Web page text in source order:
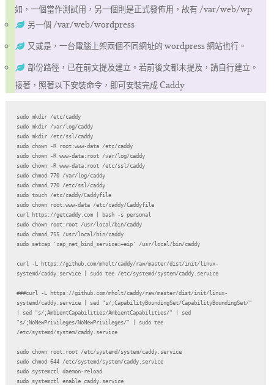
如，一個當作測試用，另一個則是正式發佈用，故有 /var/web/wp
另一個 /var/web/wordpress
又或是，一台電腦上架兩個不同網址的 wordpress 網站也行。
部份路徑，已在前文提及建立。若前後文都未提及，請自行建立。
接著，照著以下安裝命令，即可安裝完成 Caddy
sudo mkdir /etc/caddy
sudo mkdir /var/log/caddy
sudo mkdir /etc/ssl/caddy
sudo chown -R root:www-data /etc/caddy
sudo chown -R www-data:root /var/log/caddy
sudo chown -R www-data:root /etc/ssl/caddy
sudo chmod 770 /var/log/caddy
sudo chmod 770 /etc/ssl/caddy
sudo touch /etc/caddy/Caddyfile
sudo chown root:www-data /etc/caddy/Caddyfile
curl https://getcaddy.com | bash -s personal
sudo chown root:root /usr/local/bin/caddy
sudo chmod 755 /usr/local/bin/caddy
sudo setcap 'cap_net_bind_service=+eip' /usr/local/bin/caddy
curl -L https://github.com/mholt/caddy/raw/master/dist/init/linux-
systemd/caddy.service | sudo tee /etc/systemd/system/caddy.service
###curl -L https://github.com/mholt/caddy/raw/master/dist/init/linux-
systemd/caddy.service | sed "s/;CapabilityBoundingSet/CapabilityBoundingSet/"
| sed "s/;AmbientCapabilities/AmbientCapabilities/" | sed
"s/;NoNewPrivileges/NoNewPrivileges/" | sudo tee
/etc/systemd/system/caddy.service
sudo chown root:root /etc/systemd/system/caddy.service
sudo chmod 644 /etc/systemd/system/caddy.service
sudo systemctl daemon-reload
sudo systemctl enable caddy.service